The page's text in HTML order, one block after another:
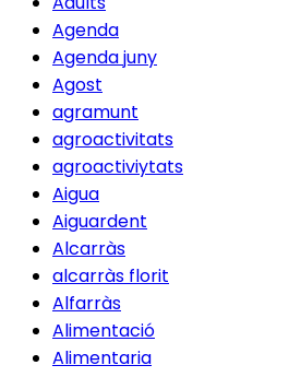
Agenda
Agenda juny
Agost
agramunt
agroactivitats
agroactiviytats
Aigua
Aiguardent
Alcarràs
alcarràs florit
Alfarràs
Alimentació
Alimentaria